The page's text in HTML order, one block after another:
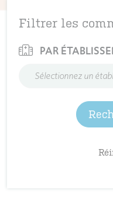
Filtrer les
PAR
Sélectionnez un